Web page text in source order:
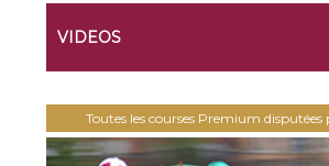
VIDEOS
Toutes les courses Premium disputées